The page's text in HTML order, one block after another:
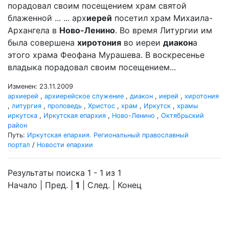
порадовал своим посещением храм святой
блаженной ... ... архиерей посетил храм Михаила-
Архангела в Ново-Ленино. Во время Литургии им
была совершена хиротония во иереи диакона
этого храма Феофана Мурашева. В воскресенье
владыка порадовал своим посещением...
Изменен: 23.11.2009
архиерей , архиерейское служение , диакон , иерей , хиротония
, литургия , проповедь , Христос , храм , Иркутск , храмы
иркутска , Иркутская епархия , Ново-Ленино , Октябрьский
район
Путь: Иркутская епархия. Региональный православный
портал / Новости епархии
Результаты поиска 1 - 1 из 1
Начало | Пред. | 1 | След. | Конец